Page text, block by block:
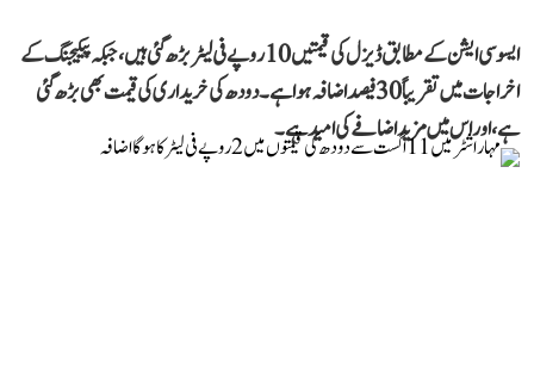
ایسوسی ایشن کے مطابق ڈیزل کی قیمتیں 10 روپے فی لیٹر بڑھ گئی ہیں، جبکہ پیکیجنگ کے
اخراجات میں تقریباً 30 فیصد اضافہ ہوا ہے۔ دودھ کی خریداری کی قیمت بھی بڑھ گئی
ہے، اور اس میں مزید اضافے کی امید ہے۔